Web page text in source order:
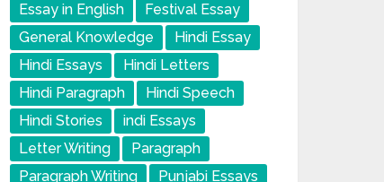
Essay in English
Festival Essay
General Knowledge
Hindi Essay
Hindi Essays
Hindi Letters
Hindi Paragraph
Hindi Speech
Hindi Stories
indi Essays
Letter Writing
Paragraph
Paragraph Writing
Punjabi Essays